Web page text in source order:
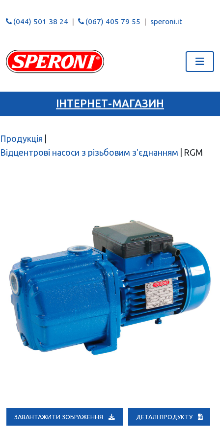
(044) 501 38 24 (067) 405 79 55 speroni.it
ІНТЕРНЕТ-МАГАЗИН
Продукція
Відцентрові насоси з різьбовим з'єднанням
RGM
ЗАВАНТАЖИТИ ЗОБРАЖЕННЯ ДЕТАЛІ ПРОДУКТУ